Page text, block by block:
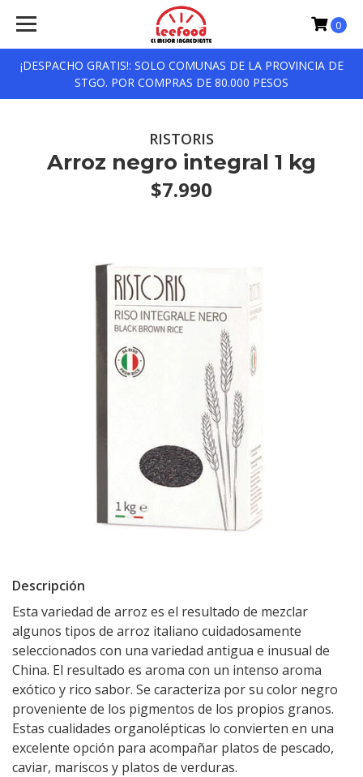
¡DESPACHO GRATIS!: SOLO COMUNAS DE LA PROVINCIA DE
STGO. POR COMPRAS DE 80.000 PESOS
0
RISTORIS
Arroz negro integral 1 kg
$7.990
Descripción
Esta variedad de arroz es el resultado de mezclar
algunos tipos de arroz italiano cuidadosamente
seleccionados con una variedad antigua e inusual de
China. El resultado es aroma con un intenso aroma
exótico y rico sabor. Se caracteriza por su color negro
proveniente de los pigmentos de los propios granos.
Estas cualidades organolépticas lo convierten en una
excelente opción para acompañar platos de pescado,
caviar, mariscos y platos de verduras.